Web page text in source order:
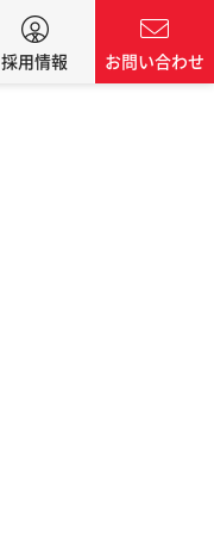
採用情報 お問い合わせ